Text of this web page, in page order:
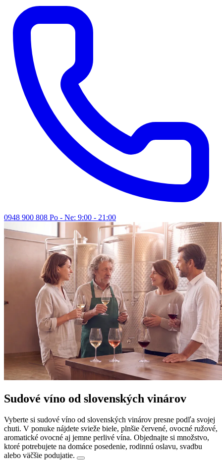
0948 900 808 Po - Ne: 9:00 - 21:00
Sudové víno od slovenských vinárov
Vyberte si sudové víno od slovenských vinárov presne podľa svojej
chuti. V ponuke nájdete svieže biele, plnšie červené, ovocné ružové,
aromatické ovocné aj jemne perlivé vína. Objednajte si množstvo,
ktoré potrebujete na domáce posedenie, rodinnú oslavu, svadbu
alebo väčšie podujatie.